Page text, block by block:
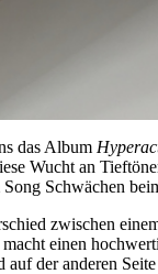
das Album
Wucht an
Schwächen
zwischen
einen
auf der anderen